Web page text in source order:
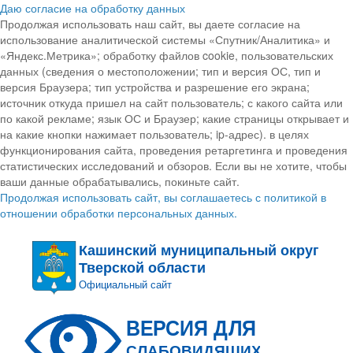
Даю согласие на обработку данных
Продолжая использовать наш сайт, вы даете согласие на
использование аналитической системы «Спутник/Аналитика» и
«Яндекс.Метрика»; обработку файлов cookie, пользовательских
данных (сведения о местоположении; тип и версия ОС, тип и
версия Браузера; тип устройства и разрешение его экрана;
источник откуда пришел на сайт пользователь; с какого сайта или
по какой рекламе; язык ОС и Браузер; какие страницы открывает и
на какие кнопки нажимает пользователь; ip-адрес). в целях
функционирования сайта, проведения ретаргетинга и проведения
статистических исследований и обзоров. Если вы не хотите, чтобы
ваши данные обрабатывались, покиньте сайт.
Продолжая использовать сайт, вы соглашаетесь с политикой в
отношении обработки персональных данных.